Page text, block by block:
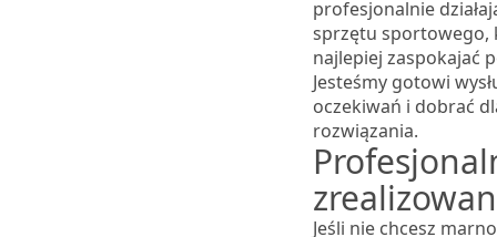
profesjonalnie
sprzętu sportowego,
najlepiej zaspokajać
Jesteśmy gotowi
oczekiwań i dobrać
rozwiązania.
Jeśli nie chcesz